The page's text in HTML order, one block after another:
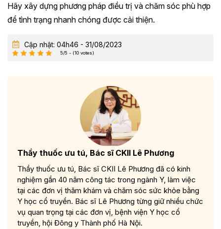
Hãy xây dựng phương pháp điều trị và chăm sóc phù hợp
để tình trạng nhanh chóng được cải thiện.
Cập nhật: 04h46 - 31/08/2023
5/5 - (10 votes)
Thầy thuốc ưu tú, Bác sĩ CKII Lê Phương
Thầy thuốc ưu tú, Bác sĩ CKII Lê Phương đã có kinh
nghiệm gần 40 năm công tác trong ngành Y, làm việc
tại các đơn vị thăm khám và chăm sóc sức khỏe bằng
Y học cổ truyền. Bác sĩ Lê Phương từng giữ nhiều chức
vụ quan trọng tại các đơn vị, bệnh viện Y học cổ
truyền, hội Đông y Thành phố Hà Nội.